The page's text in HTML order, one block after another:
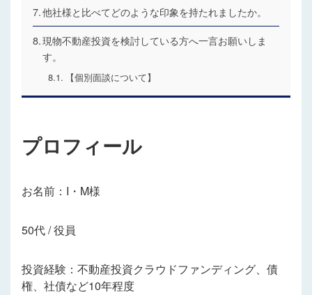
他社様と比べてどのような印象を持たれましたか。
現物不動産投資を検討している方へ一言お願いしま
す。
【個別面談について】
プロフィール
お名前：I・M様
50代 / 役員
投資経験：不動産投資クラウドファンディング、債
権、社債など10年程度